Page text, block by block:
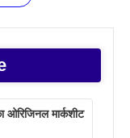
ओरिजिनल मार्कशीट